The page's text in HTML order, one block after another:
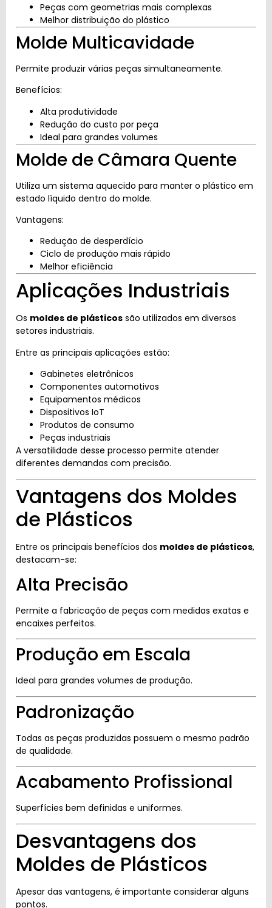
Peças com geometrias mais complexas
Melhor distribuição do plástico
Molde Multicavidade
Permite produzir várias peças simultaneamente.
Benefícios:
Alta produtividade
Redução do custo por peça
Ideal para grandes volumes
Molde de Câmara Quente
Utiliza um sistema aquecido para manter o plástico em
estado líquido dentro do molde.
Vantagens:
Redução de desperdício
Ciclo de produção mais rápido
Melhor eficiência
Aplicações Industriais
Os moldes de plásticos são utilizados em diversos
setores industriais.
Entre as principais aplicações estão:
Gabinetes eletrônicos
Componentes automotivos
Equipamentos médicos
Dispositivos IoT
Produtos de consumo
Peças industriais
A versatilidade desse processo permite atender
diferentes demandas com precisão.
Vantagens dos Moldes
de Plásticos
Entre os principais benefícios dos moldes de plásticos,
destacam-se:
Alta Precisão
Permite a fabricação de peças com medidas exatas e
encaixes perfeitos.
Produção em Escala
Ideal para grandes volumes de produção.
Padronização
Todas as peças produzidas possuem o mesmo padrão
de qualidade.
Acabamento Profissional
Superfícies bem definidas e uniformes.
Desvantagens dos
Moldes de Plásticos
Apesar das vantagens, é importante considerar alguns
pontos.